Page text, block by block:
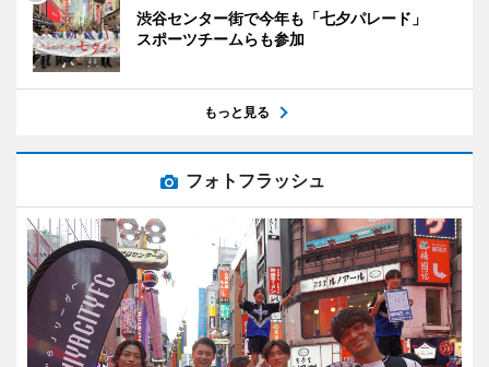
渋谷センター街で今年も「七夕パレード」
スポーツチームらも参加
もっと見る
フォトフラッシュ